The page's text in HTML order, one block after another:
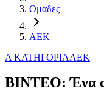
Ομαδες
ΑΕΚ
Α ΚΑΤΗΓΟΡΙΑΑΕΚ
ΒΙΝΤΕΟ: Ένα